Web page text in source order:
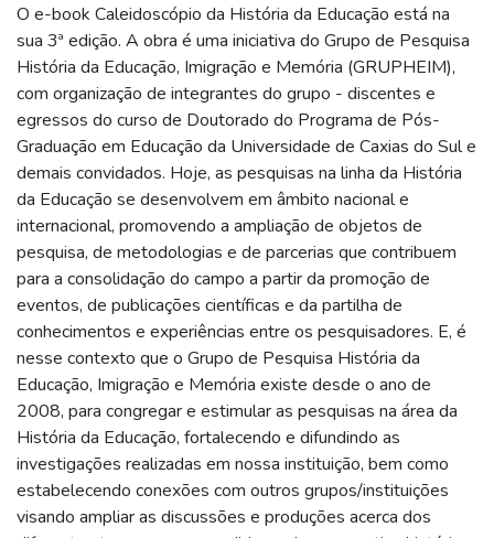
O e-book Caleidoscópio da História da Educação está na
sua 3ª edição. A obra é uma iniciativa do Grupo de Pesquisa
História da Educação, Imigração e Memória (GRUPHEIM),
com organização de integrantes do grupo - discentes e
egressos do curso de Doutorado do Programa de Pós-
Graduação em Educação da Universidade de Caxias do Sul e
demais convidados. Hoje, as pesquisas na linha da História
da Educação se desenvolvem em âmbito nacional e
internacional, promovendo a ampliação de objetos de
pesquisa, de metodologias e de parcerias que contribuem
para a consolidação do campo a partir da promoção de
eventos, de publicações científicas e da partilha de
conhecimentos e experiências entre os pesquisadores. E, é
nesse contexto que o Grupo de Pesquisa História da
Educação, Imigração e Memória existe desde o ano de
2008, para congregar e estimular as pesquisas na área da
História da Educação, fortalecendo e difundindo as
investigações realizadas em nossa instituição, bem como
estabelecendo conexões com outros grupos/instituições
visando ampliar as discussões e produções acerca dos